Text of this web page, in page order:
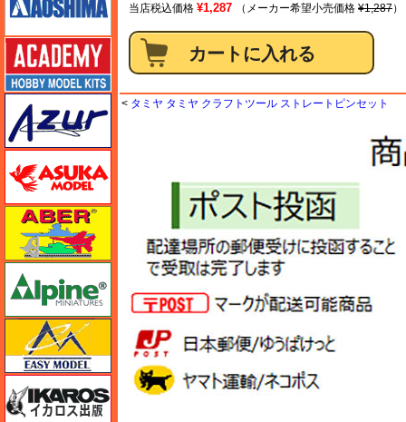
当店税込価格 ¥1,287 （メーカー希望小売価格 ¥1,287）
< タミヤ タミヤ クラフトツール ストレートピンセット
アカデミー
アズール
アルパイン
イカロス出版